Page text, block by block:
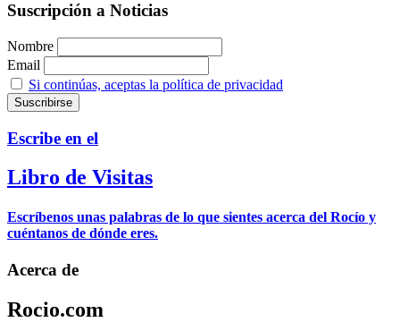
Suscripción a Noticias
Nombre
Email
Si continúas, aceptas la política de privacidad
Escribe en el
Libro de Visitas
Escríbenos unas palabras de lo que sientes acerca del Rocío y
cuéntanos de dónde eres.
Acerca de
Rocio.com